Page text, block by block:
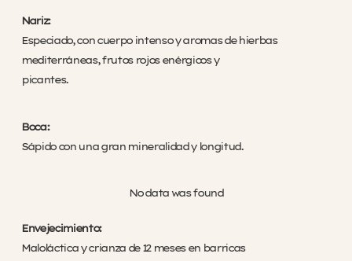
Nariz:
Especiado, con cuerpo intenso y aromas de hierbas
mediterráneas, frutos rojos enérgicos y
picantes.
Boca:
Sápido con una gran mineralidad y longitud.
No data was found
Envejecimiento:
Maloláctica y crianza de 12 meses en barricas